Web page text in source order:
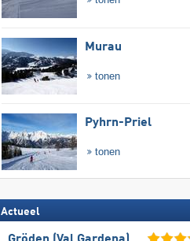
Murau
tonen
Pyhrn-Priel
tonen
Actueel